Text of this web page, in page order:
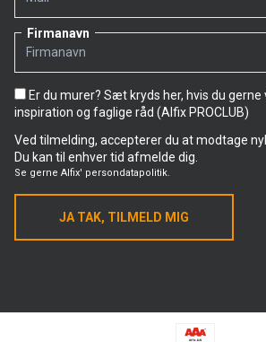
Firmanavn
Er du murer? Sæt kryds her, hvis du gerne
inspiration og faglige råd (Alfix PROCLUB)
Ved tilmelding, accepterer du at modtage
Du kan til enhver tid afmelde dig.
Se gerne Alfix' persondatapolitik.
JA TAK, TILMELD MIG